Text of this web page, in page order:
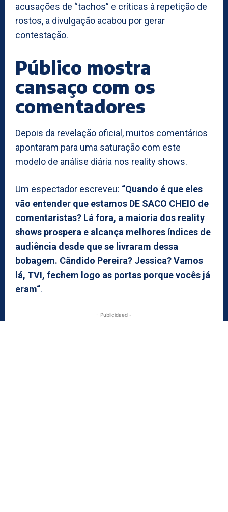
acusações de “tachos” e críticas à repetição de
rostos, a divulgação acabou por gerar
contestação.
Público mostra
cansaço com os
comentadores
Depois da revelação oficial, muitos comentários
apontaram para uma saturação com este
modelo de análise diária nos reality shows.
Um espectador escreveu: “Quando é que eles
vão entender que estamos DE SACO CHEIO de
comentaristas? Lá fora, a maioria dos reality
shows prospera e alcança melhores índices de
audiência desde que se livraram dessa
bobagem. Cândido Pereira? Jessica? Vamos
lá, TVI, fechem logo as portas porque vocês já
eram“.
- Publicidaed -